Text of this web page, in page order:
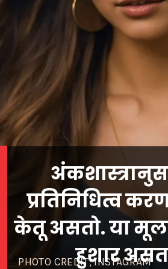
PHOTO CREDIT; INSTAGRAM
प्रतिनिधित्व
केतू असतो. या
हुशार